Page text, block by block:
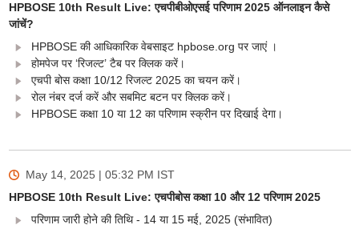
HPBOSE 10th Result Live: एचपीबीओएसई परिणाम 2025 ऑनलाइन कैसे
जांचें?
HPBOSE की आधिकारिक वेबसाइट hpbose.org पर जाएं ।
होमपेज पर ‘रिजल्ट’ टैब पर क्लिक करें।
एचपी बोस कक्षा 10/12 रिजल्ट 2025 का चयन करें।
रोल नंबर दर्ज करें और सबमिट बटन पर क्लिक करें।
HPBOSE कक्षा 10 या 12 का परिणाम स्क्रीन पर दिखाई देगा।
May 14, 2025 | 05:32 PM IST
HPBOSE 10th Result Live: एचपीबोस कक्षा 10 और 12 परिणाम 2025
परिणाम जारी होने की तिथि - 14 या 15 मई, 2025 (संभावित)